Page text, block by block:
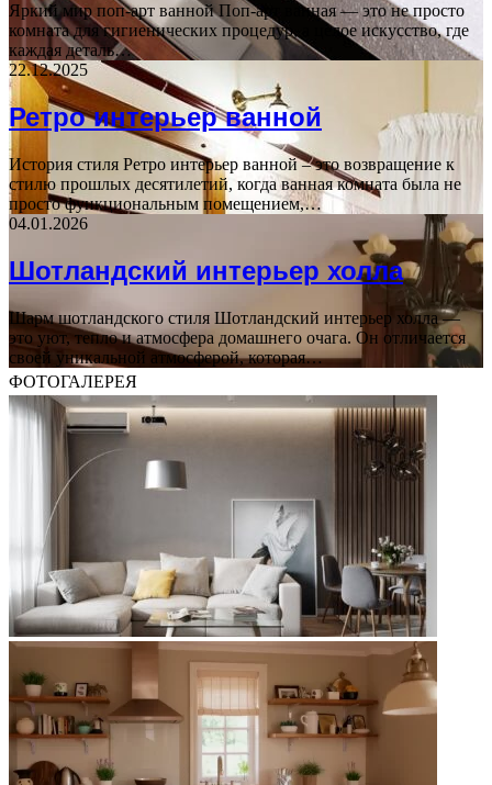
Яркий мир поп-арт ванной Поп-арт ванная — это не просто
комната для гигиенических процедур, а целое искусство, где
каждая деталь…
22.12.2025
Ретро интерьер ванной
История стиля Ретро интерьер ванной – это возвращение к
стилю прошлых десятилетий, когда ванная комната была не
просто функциональным помещением,…
04.01.2026
Шотландский интерьер холла
Шарм шотландского стиля Шотландский интерьер холла —
это уют, тепло и атмосфера домашнего очага. Он отличается
своей уникальной атмосферой, которая…
ФОТОГАЛЕРЕЯ